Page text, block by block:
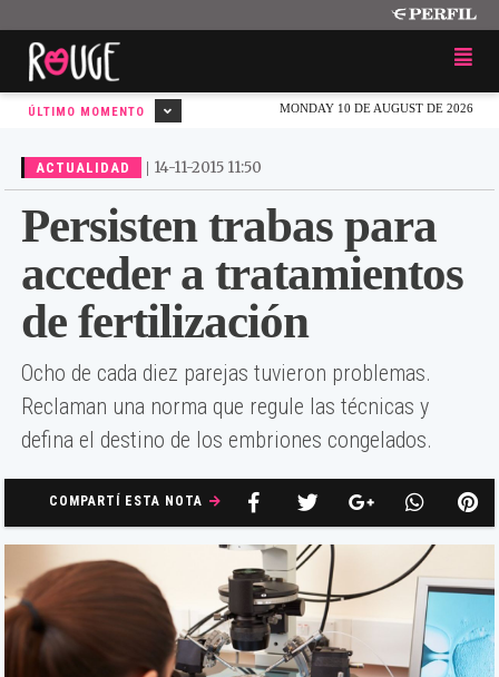
MONDAY 10 DE AUGUST DE 2026
ÚLTIMO MOMENTO
ACTUALIDAD | 14-11-2015 11:50
Persisten trabas para
acceder a tratamientos
de fertilización
Ocho de cada diez parejas tuvieron problemas.
Reclaman una norma que regule las técnicas y
defina el destino de los embriones congelados.
COMPARTÍ ESTA NOTA